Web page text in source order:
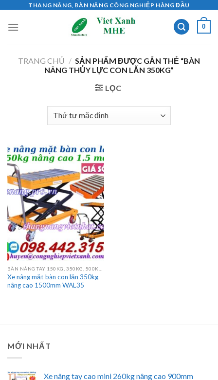
content
THANG NÂNG, BÀN NÂNG CÔNG NGHIỆP HÀNG ĐẦU
0
TRANG CHỦ / SẢN PHẨM ĐƯỢC GẮN THẺ “BÀN
NÂNG THỦY LỰC CON LĂN 350KG”
LỌC
Xe nâng mặt bàn con lăn 350kg
nâng cao 1500mm WAL35
MỚI NHẤT
Xe nâng tay cao mini 260kg nâng cao 900mm